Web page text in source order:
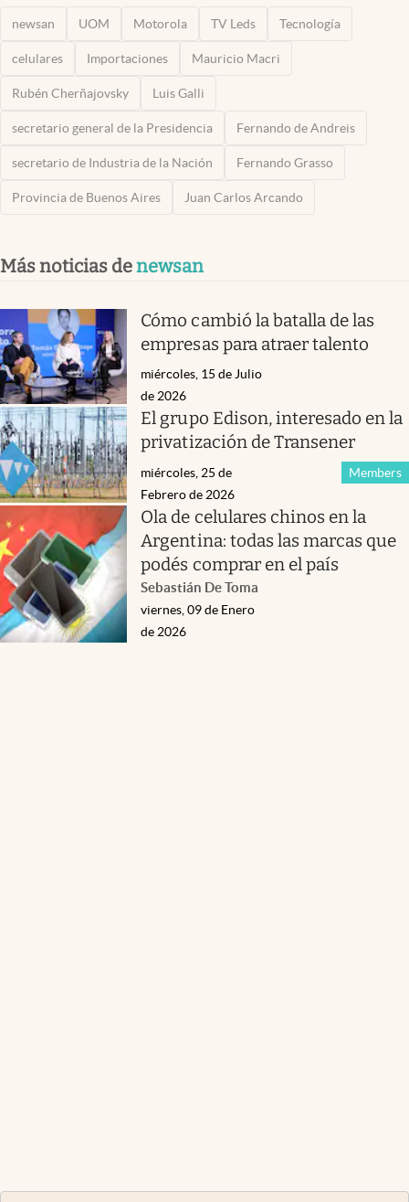
newsan UOM Motorola TV Leds Tecnología
celulares Importaciones Mauricio Macri
Rubén Cherñajovsky Luis Galli
secretario general de la Presidencia Fernando de Andreis
secretario de Industria de la Nación Fernando Grasso
Provincia de Buenos Aires Juan Carlos Arcando
Más noticias denewsan
Cómo cambió la batalla de las
empresas para atraer talento
miércoles, 15 de Julio
de 2026
El grupo Edison, interesado en la
privatización de Transener
Members
miércoles, 25 de
Febrero de 2026
Ola de celulares chinos en la
Argentina: todas las marcas que
podés comprar en el país
Sebastián De Toma
viernes, 09 de Enero
de 2026